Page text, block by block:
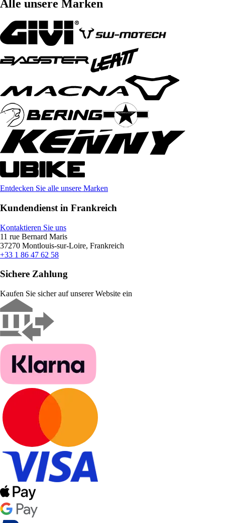
Alle unsere Marken
Entdecken Sie alle unsere Marken
Kundendienst in Frankreich
Kontaktieren Sie uns
11 rue Bernard Maris
37270 Montlouis-sur-Loire, Frankreich
+33 1 86 47 62 58
Sichere Zahlung
Kaufen Sie sicher auf unserer Website ein